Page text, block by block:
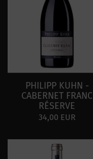
PHILIPP KUHN -
CABERNET FRANC
RÉSERVE
34,00 EUR